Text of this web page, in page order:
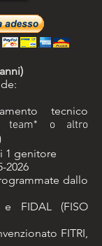
tecnico
team* o altro
1 genitore
2026
dallo
e FIDAL (FISO
FITRI,